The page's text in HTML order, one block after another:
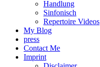
Handlung
Sinfonisch
Repertoire Videos
My Blog
press
Contact Me
Imprint